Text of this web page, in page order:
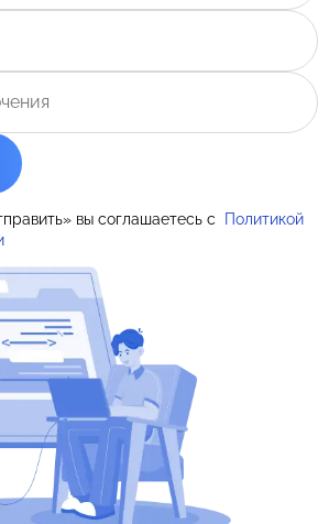
вы соглашаетесь с
Политикой